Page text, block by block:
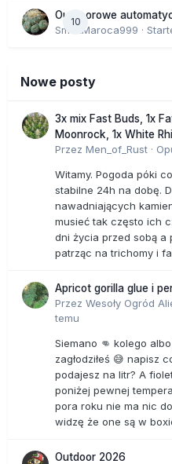
10
Outdoorowe
SmakMaroca999 ·
Nowe posty
3x mix Fast Buds, 1x
Moonrock, 1x White
Przez Men_of_Rust ·
Witamy. Pogoda póki
stabilne 24h na dobę.
nawadniających
musieć tak często ich
dni życia przed sobą a
patrząc na trichomy i
Apricot gorilla glue i
Przez Wesoły Ogród
temu
Siemano 👊 kolego
zagłodziłeś 😅 napisz
podajesz na litr? A
poniżej pewnej
pora roku nie ma nic
widzę że one są w
Outdoor 2026